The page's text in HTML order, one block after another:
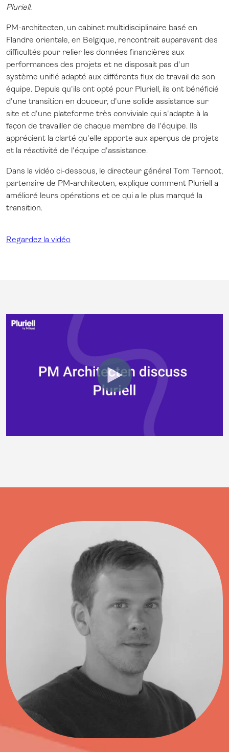
Pluriell.
PM-architecten, un cabinet multidisciplinaire basé en
Flandre orientale, en Belgique, rencontrait auparavant des
difficultés pour relier les données financières aux
performances des projets et ne disposait pas d'un
système unifié adapté aux différents flux de travail de son
équipe. Depuis qu'ils ont opté pour Pluriell, ils ont bénéficié
d'une transition en douceur, d'une solide assistance sur
site et d'une plateforme très conviviale qui s'adapte à la
façon de travailler de chaque membre de l'équipe. Ils
apprécient la clarté qu'elle apporte aux aperçus de projets
et la réactivité de l'équipe d'assistance.
Dans la vidéo ci-dessous, le directeur général Tom Ternoot,
partenaire de PM-architecten, explique comment Pluriell a
amélioré leurs opérations et ce qui a le plus marqué la
transition.
Regardez la vidéo